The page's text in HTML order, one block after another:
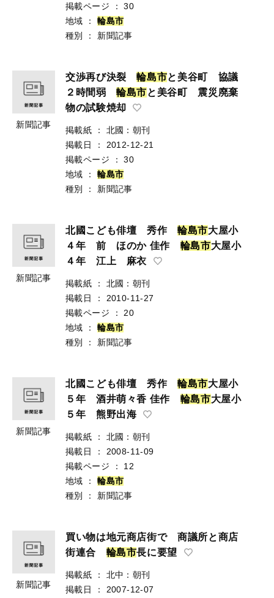
掲載ページ
：
30
地域
： 輪島市
種別
： 新聞記事
新聞記事
交渉再び決裂輪島市と美谷町 協議
２時間弱輪島市と美谷町 震災廃棄
物の試験焼却
掲載紙 ：
北國：朝刊
掲載日
：
2012-12-21
掲載ページ
：
30
地域
： 輪島市
種別
： 新聞記事
新聞記事
北國こども俳壇 秀作輪島市大屋小
４年 前 ほのか 佳作 輪島市大屋小
４年 江上 麻衣
掲載紙 ：
北國：朝刊
掲載日
：
2010-11-27
掲載ページ
：
20
地域
： 輪島市
種別
： 新聞記事
新聞記事
北國こども俳壇 秀作輪島市大屋小
５年 酒井萌々香 佳作 輪島市大屋小
５年 熊野出海
掲載紙 ：
北國：朝刊
掲載日
：
2008-11-09
掲載ページ
：
12
地域
： 輪島市
種別
： 新聞記事
新聞記事
買い物は地元商店街で 商議所と商店
街連合 輪島市長に要望
掲載紙 ：
北中：朝刊
掲載日
：
2007-12-07